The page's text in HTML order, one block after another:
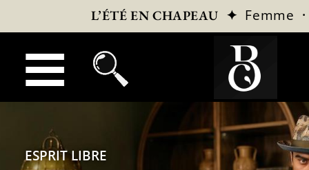
L’ÉTÉ EN CHAPEAU ✦ Femme
ESPRIT LIBRE